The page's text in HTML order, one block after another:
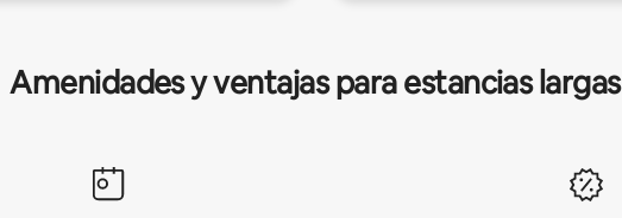
Amenidades y ventajas para estancias largas